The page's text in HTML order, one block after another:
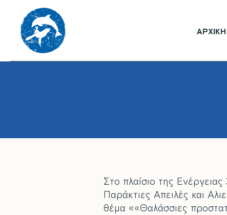
ΑΡΧΙΚΉ
Στο πλαίσιο της
Παράκτιες Απειλές και
θέμα ««Θαλάσσιες